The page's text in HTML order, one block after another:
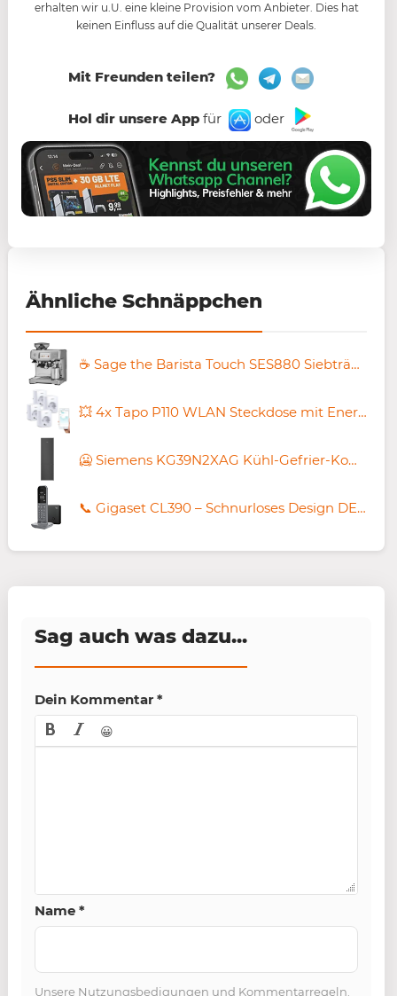
erhalten wir u.U. eine kleine Provision vom Anbieter. Dies hat
keinen Einfluss auf die Qualität unserer Deals.
Mit Freunden teilen?
Hol dir unsere Appfür oder
Ähnliche Schnäppchen
☕ Sage the Barista Touch SES880 Siebträger Espressomaschine für 687,95€ (statt 799€)
💥 4x Tapo P110 WLAN Steckdose mit Energieverbrauchsmesser für 29,66€ (statt 41€)
🥶 Siemens KG39N2XAG Kühl-Gefrier-Kombination für 999,99€ (statt 1.107€)
📞 Gigaset CL390 – Schnurloses Design DECT-Telefon + Basisstation für 29,99€ (statt 38€)
Sag auch was dazu...
Dein Kommentar *
😀
Name *
Unsere Nutzungsbedigungen und Kommentarregeln.